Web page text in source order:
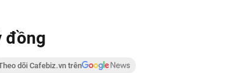
đồng
dõi Cafebiz.vn trên